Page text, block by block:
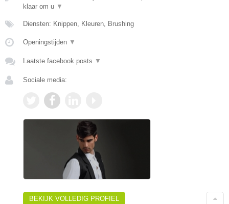
klaar om u ▼
Diensten: Knippen, Kleuren, Brushing
Openingstijden ▼
Laatste facebook posts ▼
Sociale media:
BEKIJK VOLLEDIG PROFIEL